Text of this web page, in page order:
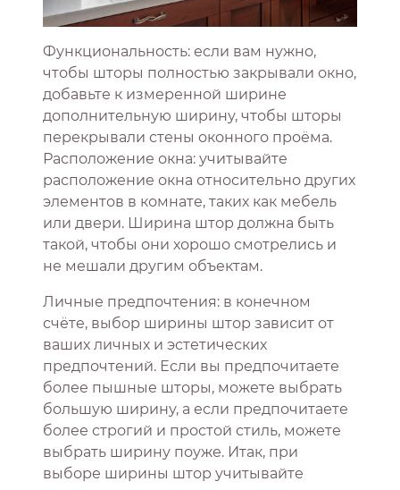
Функциональность: если вам нужно,
чтобы шторы полностью закрывали окно,
добавьте к измеренной ширине
дополнительную ширину, чтобы шторы
перекрывали стены оконного проёма.
Расположение окна: учитывайте
расположение окна относительно других
элементов в комнате, таких как мебель
или двери. Ширина штор должна быть
такой, чтобы они хорошо смотрелись и
не мешали другим объектам.
Личные предпочтения: в конечном
счёте, выбор ширины штор зависит от
ваших личных и эстетических
предпочтений. Если вы предпочитаете
более пышные шторы, можете выбрать
большую ширину, а если предпочитаете
более строгий и простой стиль, можете
выбрать ширину поуже. Итак, при
выборе ширины штор учитывайте